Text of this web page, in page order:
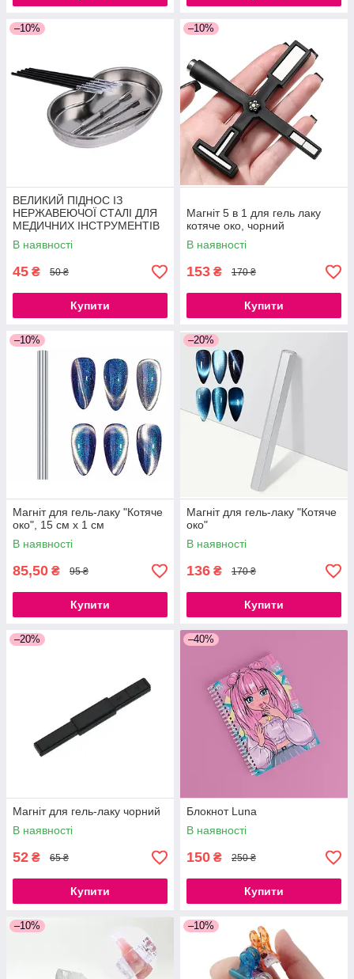
–10%
ВЕЛИКИЙ ПІДНОС ІЗ
НЕРЖАВЕЮЧОЇ СТАЛІ ДЛЯ
МЕДИЧНИХ ІНСТРУМЕНТІВ
21СМ
В наявності
45 ₴ 50 ₴
Купити
–10%
Магніт 5 в 1 для гель лаку
котяче око, чорний
В наявності
153 ₴ 170 ₴
Купити
–10%
Магніт для гель-лаку "Котяче
око", 15 см х 1 см
В наявності
85,50 ₴ 95 ₴
Купити
–20%
Магніт для гель-лаку "Котяче
око"
В наявності
136 ₴ 170 ₴
Купити
–20%
Магніт для гель-лаку чорний
В наявності
52 ₴ 65 ₴
Купити
–40%
Блокнот Luna
В наявності
150 ₴ 250 ₴
Купити
–10% –10%